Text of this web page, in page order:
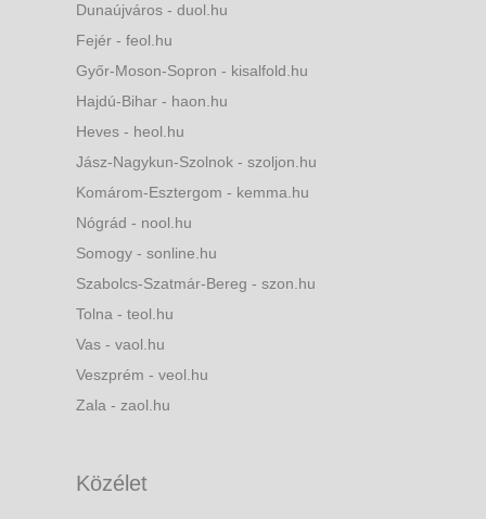
Dunaújváros - duol.hu
Fejér - feol.hu
Győr-Moson-Sopron - kisalfold.hu
Hajdú-Bihar - haon.hu
Heves - heol.hu
Jász-Nagykun-Szolnok - szoljon.hu
Komárom-Esztergom - kemma.hu
Nógrád - nool.hu
Somogy - sonline.hu
Szabolcs-Szatmár-Bereg - szon.hu
Tolna - teol.hu
Vas - vaol.hu
Veszprém - veol.hu
Zala - zaol.hu
Közélet